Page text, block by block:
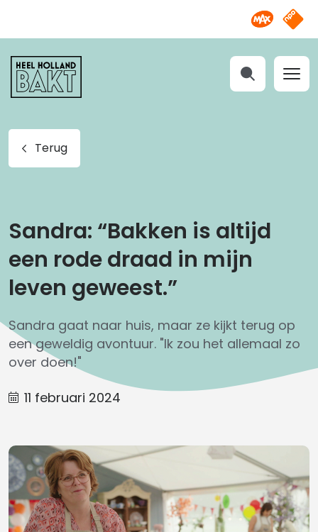
Omroep
NPO
Heel
Holland
Bakt
Terug
Sandra: “Bakken is altijd
een rode draad in mijn
leven geweest.”
Sandra gaat naar huis, maar ze kijkt terug op
een geweldig avontuur. "Ik zou het allemaal zo
over doen!"
11 februari 2024